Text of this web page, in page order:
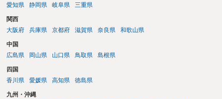
愛知県
静岡県 岐阜県 三重県
関西
大阪府
兵庫県 京都府 滋賀県 奈良県 和歌山県
中国
広島県
岡山県 山口県 鳥取県 島根県
四国
香川県
愛媛県 高知県 徳島県
九州・沖縄